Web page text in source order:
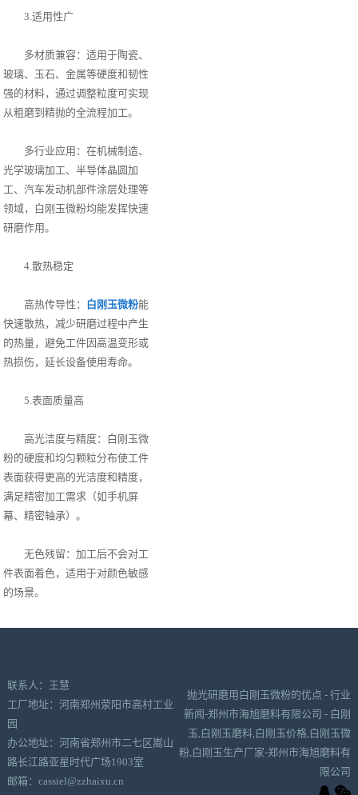
3.适用性广
多材质兼容：适用于陶瓷、
玻璃、玉石、金属等硬度和韧性
强的材料，通过调整粒度可实现
从粗磨到精抛的全流程加工。
多行业应用：在机械制造、
光学玻璃加工、半导体晶圆加
工、汽车发动机部件涂层处理等
领域，白刚玉微粉均能发挥快速
研磨作用。
4.散热稳定
高热传导性： 白刚玉微粉能
快速散热，减少研磨过程中产生
的热量，避免工件因高温变形或
热损伤，延长设备使用寿命。
5.表面质量高
高光洁度与精度：白刚玉微
粉的硬度和均匀颗粒分布使工件
表面获得更高的光洁度和精度，
满足精密加工需求（如手机屏
幕、精密轴承）。
无色残留：加工后不会对工
件表面着色，适用于对颜色敏感
的场景。
联系人：王慧
工厂地址：河南郑州荥阳市高村工业
园
办公地址：河南省郑州市二七区嵩山
路长江路亚星时代广场1903室
邮箱：cassiel@zzhaixu.cn
抛光研磨用白刚玉微粉的优点 - 行业
新闻-郑州市海旭磨料有限公司 - 白刚
玉,白刚玉磨料,白刚玉价格,白刚玉微
粉,白刚玉生产厂家-郑州市海旭磨料有
限公司